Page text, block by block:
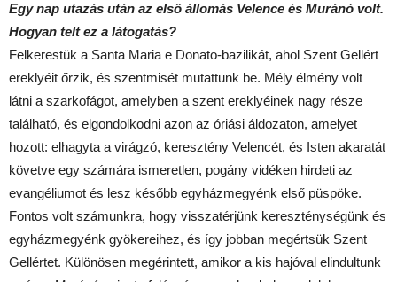
Egy nap utazás után az első állomás Velence és Muránó volt.
Hogyan telt ez a látogatás?
Felkerestük a Santa Maria e Donato-bazilikát, ahol Szent Gellért
ereklyéit őrzik, és szentmisét mutattunk be. Mély élmény volt
látni a szarkofágot, amelyben a szent ereklyéinek nagy része
található, és elgondolkodni azon az óriási áldozaton, amelyet
hozott: elhagyta a virágzó, keresztény Velencét, és Isten akaratát
követve egy számára ismeretlen, pogány vidéken hirdeti az
evangéliumot és lesz később egyházmegyénk első püspöke.
Fontos volt számunkra, hogy visszatérjünk kereszténységünk és
egyházmegyénk gyökereihez, és így jobban megértsük Szent
Gellértet. Különösen megérintett, amikor a kis hajóval elindultunk